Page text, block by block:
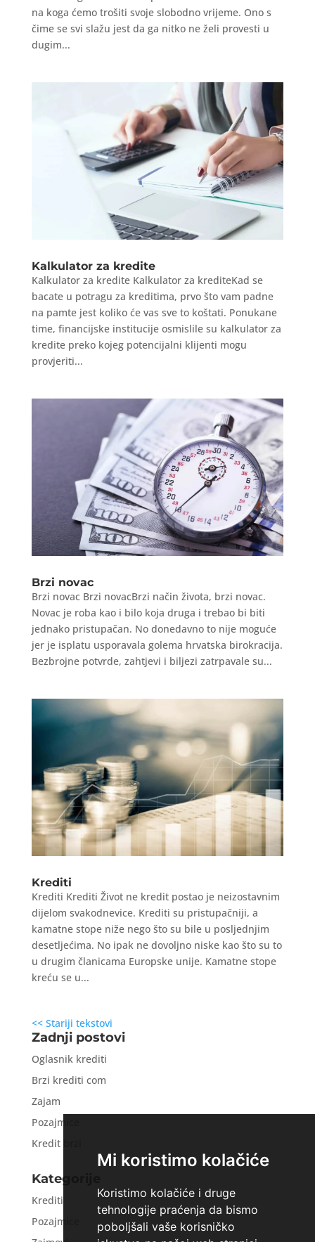
Mi koristimo kolačiće
Koristimo kolačiće i druge
tehnologije praćenja da bismo
poboljšali vaše korisničko
na koga ćemo trošiti svoje slobodno vrijeme. Ono s
čime se svi slažu jest da ga nitko ne želi provesti u
dugim...
Kalkulator za kredite
Kalkulator za kredite Kalkulator za krediteKad se
bacate u potragu za kreditima, prvo što vam padne
na pamte jest koliko će vas sve to koštati. Ponukane
time, financijske institucije osmislile su kalkulator za
kredite preko kojeg potencijalni klijenti mogu
provjeriti...
Brzi novac
Brzi novac Brzi novacBrzi način života, brzi novac.
Novac je roba kao i bilo koja druga i trebao bi biti
jednako pristupačan. No donedavno to nije moguće
jer je isplatu usporavala golema hrvatska birokracija.
Bezbrojne potvrde, zahtjevi i biljezi zatrpavale su...
Krediti
Krediti Krediti Život ne kredit postao je neizostavnim
dijelom svakodnevice. Krediti su pristupačniji, a
kamatne stope niže nego što su bile u posljednjim
desetljećima. No ipak ne dovoljno niske kao što su to
u drugim članicama Europske unije. Kamatne stope
kreću se u...
<< Stariji tekstovi
Zadnji postovi
Oglasnik krediti
Brzi krediti com
Zajam
Pozajmice
Kredit brzi
Kategorije
Krediti
Pozajmice